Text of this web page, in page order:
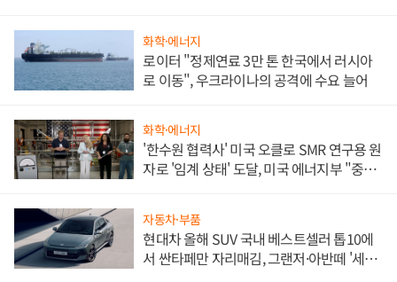
화학·에너지
로이터 "정제연료 3만 톤 한국에서 러시아
로 이동", 우크라이나의 공격에 수요 늘어
화학·에너지
'한수원 협력사' 미국 오클로 SMR 연구용 원
자로 '임계 상태' 도달, 미국 에너지부 "중요
자동차·부품
현대차 올해 SUV 국내 베스트셀러 톱10에
서 싼타페만 자리매김, 그랜저·아반떼 '세단